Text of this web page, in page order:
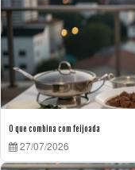
O que combina com feijoada
27/07/2026